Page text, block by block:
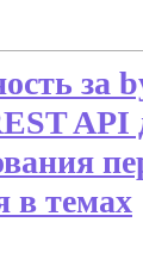
за
API
в темах